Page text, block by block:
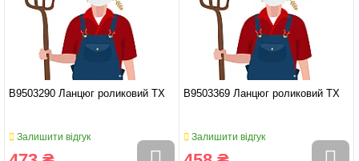
B9503290 Ланцюг роликовий TX
Залишити відгук
B9503369 Ланцюг роликовий TX
Залишити відгук